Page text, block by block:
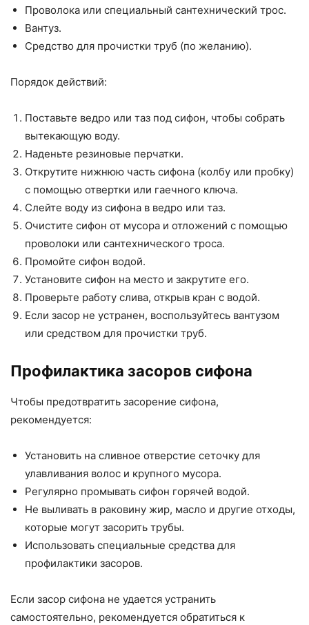
Проволока или специальный сантехнический трос.
Вантуз.
Средство для прочистки труб (по желанию).
Порядок действий:
Поставьте ведро или таз под сифон, чтобы собрать
вытекающую воду.
Наденьте резиновые перчатки.
Открутите нижнюю часть сифона (колбу или пробку)
с помощью отвертки или гаечного ключа.
Слейте воду из сифона в ведро или таз.
Очистите сифон от мусора и отложений с помощью
проволоки или сантехнического троса.
Промойте сифон водой.
Установите сифон на место и закрутите его.
Проверьте работу слива, открыв кран с водой.
Если засор не устранен, воспользуйтесь вантузом
или средством для прочистки труб.
Профилактика засоров сифона
Чтобы предотвратить засорение сифона,
рекомендуется:
Установить на сливное отверстие сеточку для
улавливания волос и крупного мусора.
Регулярно промывать сифон горячей водой.
Не выливать в раковину жир, масло и другие отходы,
которые могут засорить трубы.
Использовать специальные средства для
профилактики засоров.
Если засор сифона не удается устранить
самостоятельно, рекомендуется обратиться к